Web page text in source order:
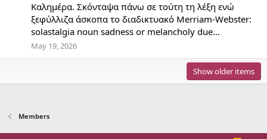
Καλημέρα. Σκόνταψα πάνω σε τούτη τη λέξη ενώ
ξεφύλλιζα άσκοπα το διαδικτυακό Merriam-Webster:
solastalgia noun sadness or melancholy due...
May 19, 2026
Show older items
Members